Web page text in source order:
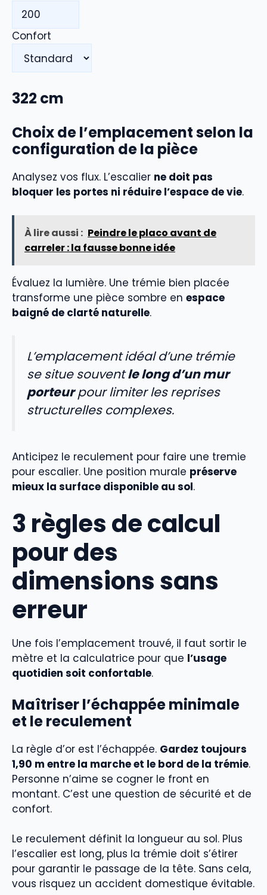
Confort
322 cm
Choix de l’emplacement selon la
configuration de la pièce
Analysez vos flux. L’escalier ne doit pas
bloquer les portes ni réduire l’espace de vie.
À lire aussi : Peindre le placo avant de
carreler : la fausse bonne idée
Évaluez la lumière. Une trémie bien placée
transforme une pièce sombre en espace
baigné de clarté naturelle.
L’emplacement idéal d’une trémie
se situe souventle long d’un mur
porteurpour limiter les reprises
structurelles complexes.
Anticipez le reculement pour faire une tremie
pour escalier. Une position murale préserve
mieux la surface disponible au sol.
3 règles de calcul
pour des
dimensions sans
erreur
Une fois l’emplacement trouvé, il faut sortir le
mètre et la calculatrice pour que l’usage
quotidien soit confortable.
Maîtriser l’échappée minimale
et le reculement
La règle d’or est l’échappée. Gardez toujours
1,90 m entre la marche et le bord de la trémie.
Personne n’aime se cogner le front en
montant. C’est une question de sécurité et de
confort.
Le reculement définit la longueur au sol. Plus
l’escalier est long, plus la trémie doit s’étirer
pour garantir le passage de la tête. Sans cela,
vous risquez un accident domestique évitable.